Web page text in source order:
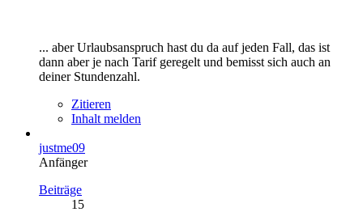
... aber Urlaubsanspruch hast du da auf jeden Fall, das ist
dann aber je nach Tarif geregelt und bemisst sich auch an
deiner Stundenzahl.
Zitieren
Inhalt melden
justme09
Anfänger
Beiträge
15